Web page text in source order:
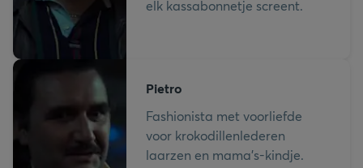
elk kassabonnetje screent.
Pietro
Fashionista met voorliefde
voor krokodillenlederen
laarzen en mama's-kindje.